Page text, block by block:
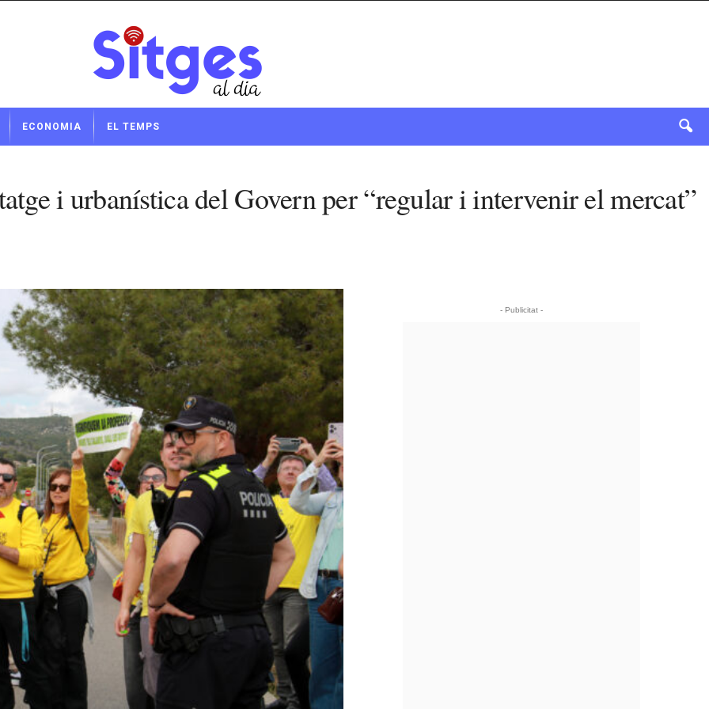
ECONOMIA EL TEMPS
i urbanística del Govern per “regular i intervenir el mercat”
- Publicitat -